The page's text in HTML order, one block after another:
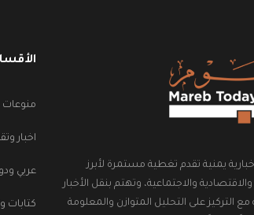
يمنية تقدم تغطية مستمرة لأبرز
والاجتماعية، وتهتم بنقل الأخبار
التركيز على التحليل المتوازن والمعلومة
منوعات
اخبار
عربي
كتابات